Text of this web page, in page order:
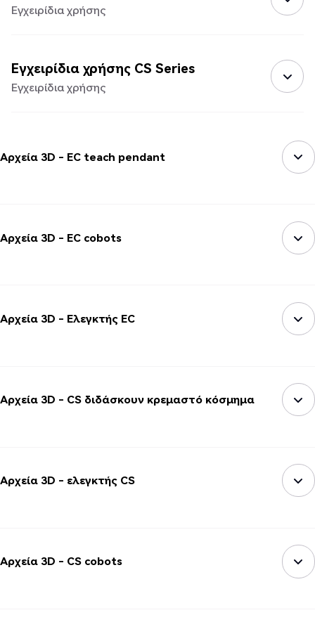
Εγχειρίδια χρήσης
Εγχειρίδια χρήσης CS Series
Εγχειρίδια χρήσης
Αρχεία 3D - EC teach pendant
Αρχεία 3D - EC cobots
Αρχεία 3D - Ελεγκτής EC
Αρχεία 3D - CS διδάσκουν κρεμαστό κόσμημα
Αρχεία 3D - ελεγκτής CS
Αρχεία 3D - CS cobots